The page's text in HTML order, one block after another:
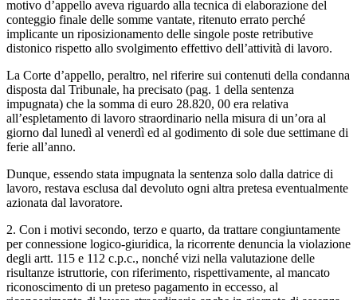
motivo d’appello aveva riguardo alla tecnica di elaborazione del
conteggio finale delle somme vantate, ritenuto errato perché
implicante un riposizionamento delle singole poste retributive
distonico rispetto allo svolgimento effettivo dell’attività di lavoro.
La Corte d’appello, peraltro, nel riferire sui contenuti della condanna
disposta dal Tribunale, ha precisato (pag. 1 della sentenza
impugnata) che la somma di euro 28.820, 00 era relativa
all’espletamento di lavoro straordinario nella misura di un’ora al
giorno dal lunedì al venerdì ed al godimento di sole due settimane di
ferie all’anno.
Dunque, essendo stata impugnata la sentenza solo dalla datrice di
lavoro, restava esclusa dal devoluto ogni altra pretesa eventualmente
azionata dal lavoratore.
2. Con i motivi secondo, terzo e quarto, da trattare congiuntamente
per connessione logico‑giuridica, la ricorrente denuncia la violazione
degli artt. 115 e 112 c.p.c., nonché vizi nella valutazione delle
risultanze istruttorie, con riferimento, rispettivamente, al mancato
riconoscimento di un preteso pagamento in eccesso, al